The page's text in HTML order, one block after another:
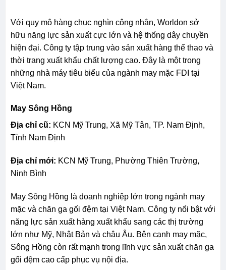
Với quy mô hàng chục nghìn công nhân, Worldon sở
hữu năng lực sản xuất cực lớn và hệ thống dây chuyền
hiện đại. Công ty tập trung vào sản xuất hàng thể thao và
thời trang xuất khẩu chất lượng cao. Đây là một trong
những nhà máy tiêu biểu của ngành may mặc FDI tại
Việt Nam.
May Sông Hồng
Địa chỉ cũ: KCN Mỹ Trung, Xã Mỹ Tân, TP. Nam Định,
Tỉnh Nam Định
Địa chỉ mới: KCN Mỹ Trung, Phường Thiên Trường,
Ninh Bình
May Sông Hồng là doanh nghiệp lớn trong ngành may
mặc và chăn ga gối đệm tại Việt Nam. Công ty nổi bật với
năng lực sản xuất hàng xuất khẩu sang các thị trường
lớn như Mỹ, Nhật Bản và châu Âu. Bên cạnh may mặc,
Sông Hồng còn rất mạnh trong lĩnh vực sản xuất chăn ga
gối đệm cao cấp phục vụ nội địa.